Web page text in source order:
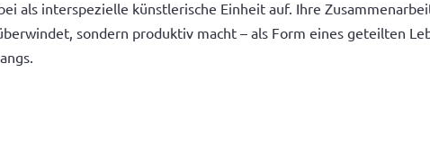
als interspezielle künstlerische Einheit auf. Ihre
sondern produktiv macht – als Form eines geteilten